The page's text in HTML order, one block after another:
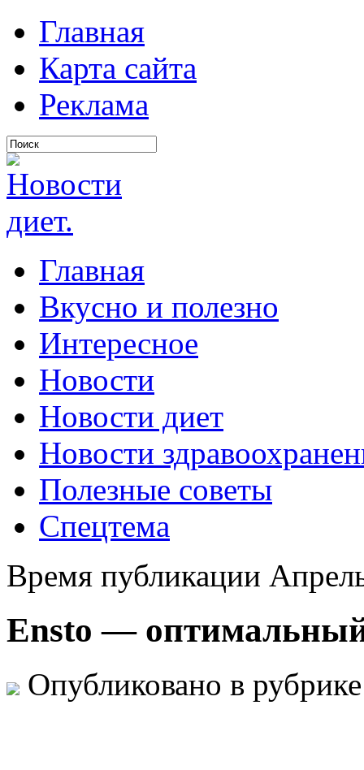
Главная
Карта сайта
Реклама
Главная
Вкусно и полезно
Интересное
Новости
Новости диет
Новости
Полезные советы
Спецтема
Время публикации
Ensto —
Опубликовано в